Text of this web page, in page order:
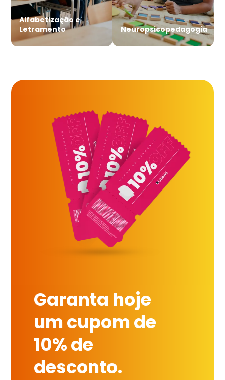
Alfabetização e
Letramento
Neuropsicopedagogia
Garanta hoje
um cupom de
10% de
desconto.